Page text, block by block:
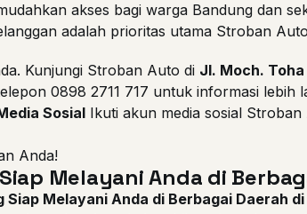
akses bagi warga Bandung dan
adalah prioritas utama Stroban
Kunjungi Stroban Auto di Jl. Moch.
0898 2711 717 untuk informasi lebih
Sosial Ikuti akun media sosial
Anda!
Melayani Anda di
Melayani Anda di Berbagai Daerah